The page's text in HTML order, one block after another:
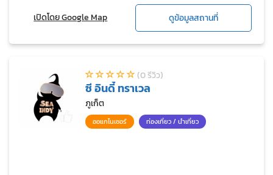
เปิดโดย Google Map ดูข้อมูลสถานที่
(0 รีวิว)
ซี อินดี้ ทราเวล
ภูเก็ต
ออแกไนเซอร์ ท่องเที่ยว / นำเที่ยว